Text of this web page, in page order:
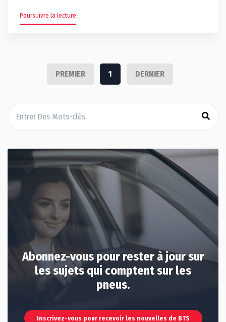
Poursuivre la lecture
PREMIER 1 DERNIER
Abonnez-vous pour rester à jour sur
les sujets qui comptent sur les
pneus.
Inscrivez-vous pour recevoir les nouvelles de BTS